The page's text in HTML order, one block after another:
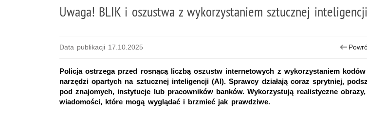
Uwaga! BLIK i oszustwa z wykorzystaniem sztucznej inteligencji
Data publikacji 17.10.2025
Policja ostrzega przed rosnącą liczbą oszustw internetowych z wykorzystaniem
narzędzi opartych na sztucznej inteligencji (AI). Sprawcy działają coraz sprytniej,
pod znajomych, instytucje lub pracowników banków. Wykorzystują realistyczne obrazy,
wiadomości, które mogą wyglądać i brzmieć jak prawdziwe.